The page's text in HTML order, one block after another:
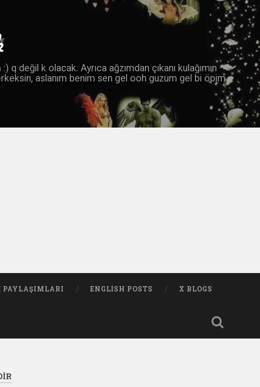
değil k olacak. Ayrıca ağzımdan çıkanı kulağımın
aslanım benim sen gel ooh guzum gel bi öpim
PAYLAŞIMLARI ENGLISH POSTS X BLOGS